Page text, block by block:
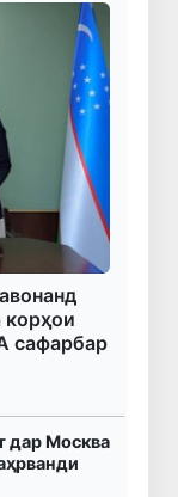
сафарбар
дар Москва